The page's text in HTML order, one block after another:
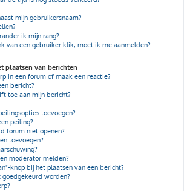
mijn gebruikersnaam?
ik mijn rang?
van een gebruiker klik, moet ik me aanmelden?
plaatsen van berichten
in een forum of maak een reactie?
bericht?
toe aan mijn bericht?
toevoegen?
peiling?
forum niet openen?
toevoegen?
moderator melden?
knop bij het plaatsen van een bericht?
worden?